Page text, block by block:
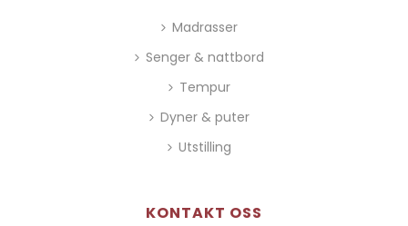
Madrasser
Senger & nattbord
Tempur
Dyner & puter
Utstilling
KONTAKT OSS